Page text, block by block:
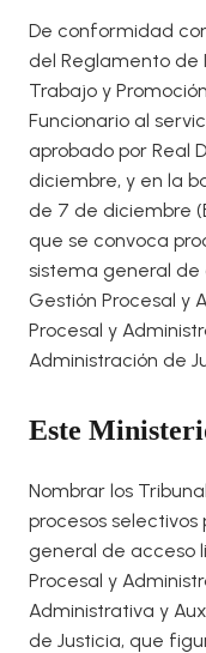
De conformidad
del Reglamento de
Trabajo y
Funcionario al
aprobado por Real
diciembre, y en la
de 7 de diciembre
que se convoca
sistema general de
Gestión Procesal y
Procesal y
Administración de
Este
Nombrar los
procesos selectivos
general de acceso
Procesal y
Administrativa y
de Justicia, que